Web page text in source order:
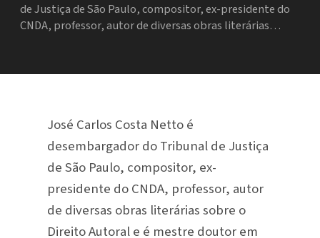
de Justiça de São Paulo, compositor, ex-presidente do
CNDA, professor, autor de diversas obras literárias…
José Carlos Costa Netto é
desembargador do Tribunal de Justiça
de São Paulo, compositor, ex-
presidente do CNDA, professor, autor
de diversas obras literárias sobre o
Direito Autoral e é mestre doutor em